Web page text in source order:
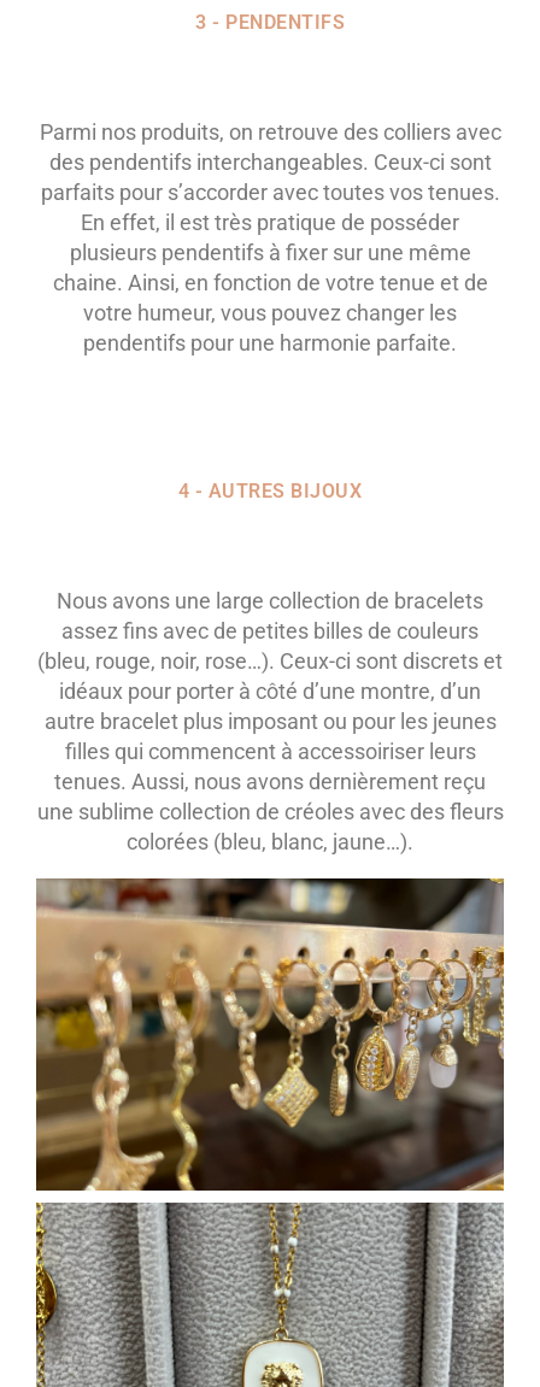
3 - PENDENTIFS
Parmi nos produits, on retrouve des colliers avec
des pendentifs interchangeables. Ceux-ci sont
parfaits pour s’accorder avec toutes vos tenues.
En effet, il est très pratique de posséder
plusieurs pendentifs à fixer sur une même
chaine. Ainsi, en fonction de votre tenue et de
votre humeur, vous pouvez changer les
pendentifs pour une harmonie parfaite.
4 - AUTRES BIJOUX
Nous avons une large collection de bracelets
assez fins avec de petites billes de couleurs
(bleu, rouge, noir, rose…). Ceux-ci sont discrets et
idéaux pour porter à côté d’une montre, d’un
autre bracelet plus imposant ou pour les jeunes
filles qui commencent à accessoiriser leurs
tenues. Aussi, nous avons dernièrement reçu
une sublime collection de créoles avec des fleurs
colorées (bleu, blanc, jaune…).